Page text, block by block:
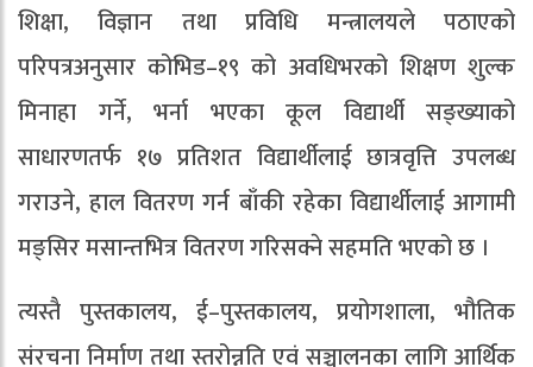
शिक्षा, विज्ञान तथा प्रविधि मन्त्रालयले पठाएको
परिपत्रअनुसार कोभिड–१९ को अवधिभरको शिक्षण शुल्क
मिनाहा गर्ने, भर्ना भएका कूल विद्यार्थी सङ्ख्याको
साधारणतर्फ १७ प्रतिशत विद्यार्थीलाई छात्रवृत्ति उपलब्ध
गराउने, हाल वितरण गर्न बाँकी रहेका विद्यार्थीलाई आगामी
मङ्सिर मसान्तभित्र वितरण गरिसक्ने सहमति भएको छ ।
त्यस्तै पुस्तकालय, ई–पुस्तकालय, प्रयोगशाला, भौतिक
संरचना निर्माण तथा स्तरोन्नति एवं सञ्चालनका लागि आर्थिक